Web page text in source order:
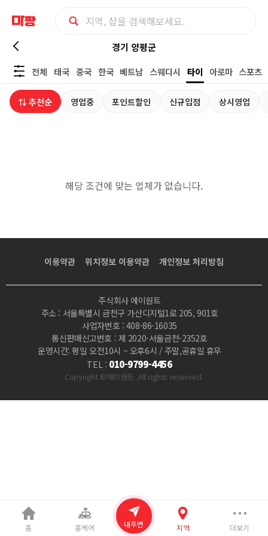
경
기
양
사
짱
경기 양평군
전체
태국 중국 한국 베트남 스웨디시 타이 아로마 스포츠
⇅ 추천순 영업중 포인트할인 신규입점 상시영업
해당 조건에 맞는 업체가 없습니다.
이용약관 위치정보 이용약관 개인정보 처리방침
주식회사 에이원트
주소 : 서울특별시 금천구 가산디지털1로 205, 901호
사업자번호 : 408-86-16035
통신판매신고번호 : 제 2020-서울금천-2352호
운영시간: 평일 오전10시 ~ 오후6시 / 주말,공휴일 휴무
TEL : 010-9799-4456
Copyright ©에이원트 .All rights reserved.
홈 홈케어 내주변 지역 더보기